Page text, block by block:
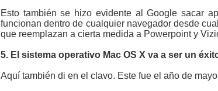
Esto también se hizo evidente al Google sacar
funcionan dentro de cualquier navegador desde
que reemplazan a cierta medida a Powerpoint y
5. El sistema operativo Mac OS X va a ser un
Aquí también di en el clavo. Este fue el año de